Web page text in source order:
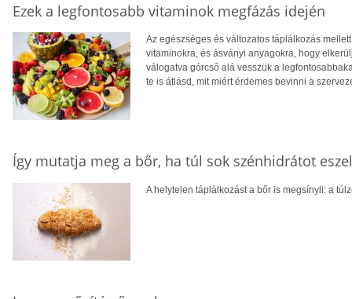
Ezek a legfontosabb vitaminok megfázás idején
Az egészséges és változatos táplálkozás
vitaminokra, és ásványi anyagokra, hogy
válogatva górcső alá vesszük a
te is átlásd, mit miért érdemes bevinni a
Így mutatja meg a bőr, ha túl sok szénhidrátot eszel
A helytelen táplálkozást a bőr is megsínyli: a